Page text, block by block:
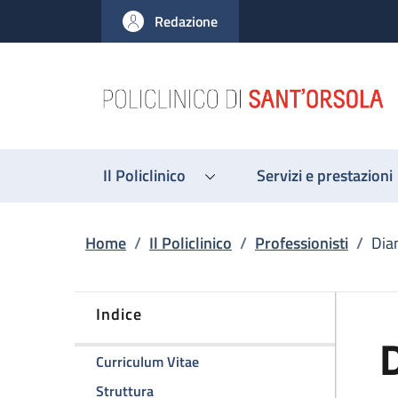
al contenuto principale
to footer content
Redazione
Il Policlinico Servizi e prestazioni
Briciole di pane
Home / Il Policlinico / Professionisti /
Indice
Curriculum Vitaedella pagina Dianella Ravagli
Strutturadella pagina Dianella Ravagli